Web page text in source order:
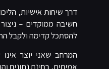
דרך שיחות אישיות,
חשיבה ממוקדים –
להסתכל קדימה ולקבל
המרחב שאני יוצר
אמיתית, בחינת נתונים